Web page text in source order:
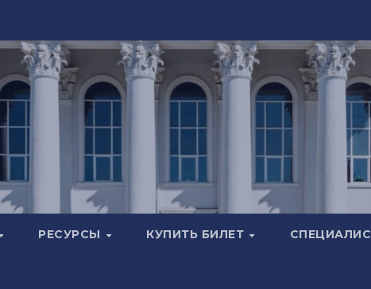
РЕСУРСЫ КУПИТЬ БИЛЕТ